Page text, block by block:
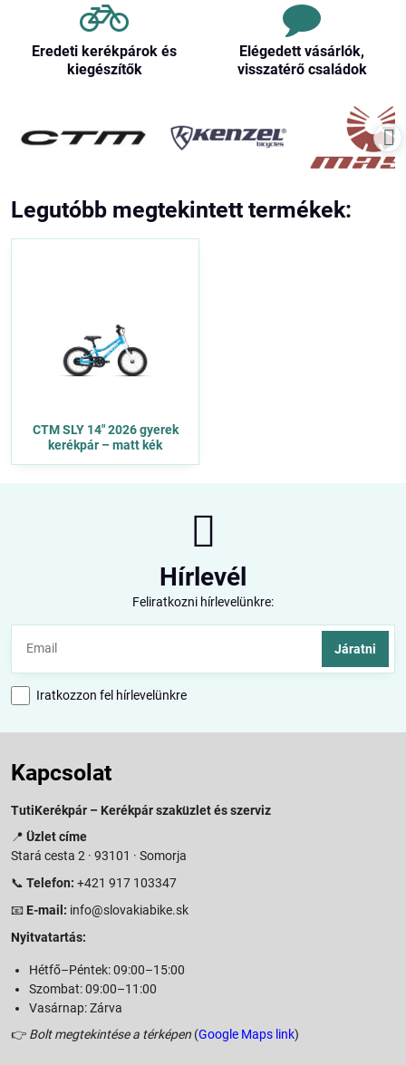
Eredeti kerékpárok és
kiegészítők
Elégedett vásárlók,
visszatérő családok
Legutóbb megtekintett termékek:
CTM SLY 14" 2026 gyerek
kerékpár – matt kék
Hírlevél
Feliratkozni hírlevelünkre:
Járatni
Iratkozzon fel hírlevelünkre
Kapcsolat
TutiKerékpár – Kerékpár szaküzlet és szerviz
📍 Üzlet címe
Stará cesta 2 · 93101 · Somorja
📞 Telefon: +421 917 103347
📧 E-mail: info@slovakiabike.sk
Nyitvatartás:
Hétfő–Péntek: 09:00–15:00
Szombat: 09:00–11:00
Vasárnap: Zárva
👉 Bolt megtekintése a térképen (Google Maps link)